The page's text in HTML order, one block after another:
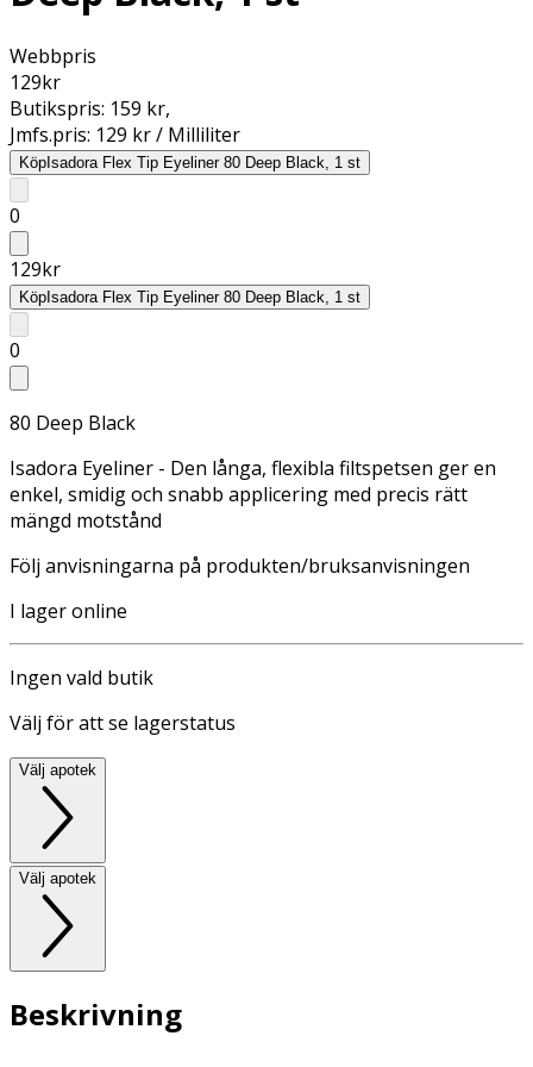
Webbpris
129kr
Butikspris: 159 kr,
Jmfs.pris: 129 kr / Milliliter
KöpIsadora Flex Tip Eyeliner 80 Deep Black, 1 st
0
129kr
KöpIsadora Flex Tip Eyeliner 80 Deep Black, 1 st
0
80 Deep Black
Isadora Eyeliner - Den långa, flexibla filtspetsen ger en
enkel, smidig och snabb applicering med precis rätt
mängd motstånd
Följ anvisningarna på produkten/bruksanvisningen
I lager online
Ingen vald butik
Välj för att se lagerstatus
Välj apotek
Välj apotek
Beskrivning